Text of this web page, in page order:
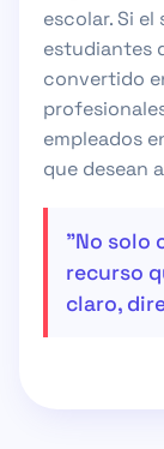
escolar. Si
estudiantes
convertido
empleados
que desean
"No solo
recurso
claro,